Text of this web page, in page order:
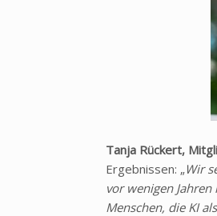
Tanja Rückert,
Ergebnissen: „Wir
vor wenigen
Menschen, die KI